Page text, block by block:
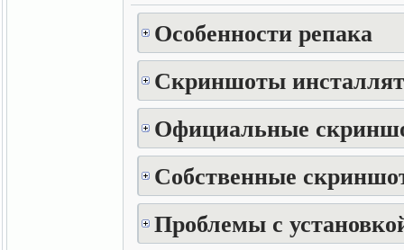
Особенности репака
Скриншоты
Официальные
Собственные
Проблемы с